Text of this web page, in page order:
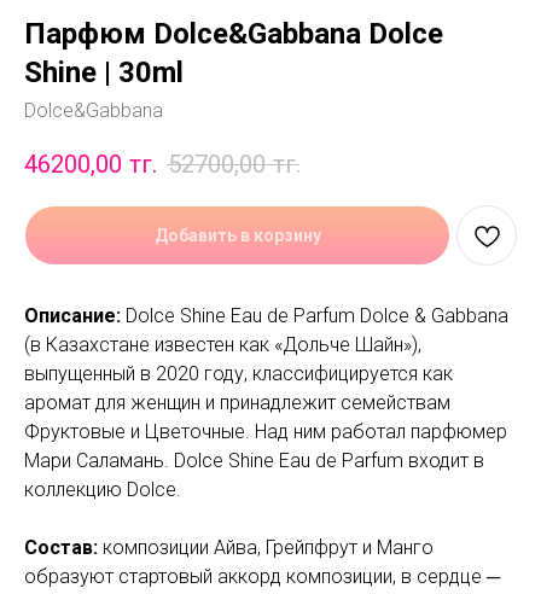
Парфюм Dolce&Gabbana Dolce
Shine | 30ml
Dolce&Gabbana
46200,00 тг. 52700,00 тг.
Добавить в корзину
Описание: Dolce Shine Eau de Parfum Dolce & Gabbana
(в Казахстане известен как «Дольче Шайн»),
выпущенный в 2020 году, классифицируется как
аромат для женщин и принадлежит семействам
Фруктовые и Цветочные. Над ним работал парфюмер
Мари Саламань. Dolce Shine Eau de Parfum входит в
коллекцию Dolce.
Состав: композиции Айва, Грейпфрут и Манго
образуют стартовый аккорд композиции, в сердце ─